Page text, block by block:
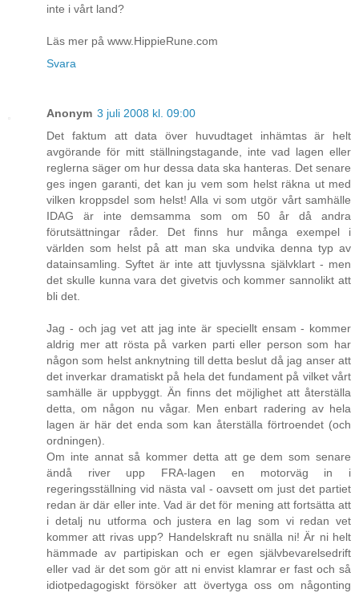
inte i vårt land?
Läs mer på www.HippieRune.com
Svara
Anonym 3 juli 2008 kl. 09:00
Det faktum att data över huvudtaget inhämtas är helt
avgörande för mitt ställningstagande, inte vad lagen eller
reglerna säger om hur dessa data ska hanteras. Det senare
ges ingen garanti, det kan ju vem som helst räkna ut med
vilken kroppsdel som helst! Alla vi som utgör vårt samhälle
IDAG är inte demsamma som om 50 år då andra
förutsättningar råder. Det finns hur många exempel i
världen som helst på att man ska undvika denna typ av
datainsamling. Syftet är inte att tjuvlyssna självklart - men
det skulle kunna vara det givetvis och kommer sannolikt att
bli det.
Jag - och jag vet att jag inte är speciellt ensam - kommer
aldrig mer att rösta på varken parti eller person som har
någon som helst anknytning till detta beslut då jag anser att
det inverkar dramatiskt på hela det fundament på vilket vårt
samhälle är uppbyggt. Än finns det möjlighet att återställa
detta, om någon nu vågar. Men enbart radering av hela
lagen är här det enda som kan återställa förtroendet (och
ordningen).
Om inte annat så kommer detta att ge dem som senare
ändå river upp FRA-lagen en motorväg in i
regeringsställning vid nästa val - oavsett om just det partiet
redan är där eller inte. Vad är det för mening att fortsätta att
i detalj nu utforma och justera en lag som vi redan vet
kommer att rivas upp? Handelskraft nu snälla ni! Är ni helt
hämmade av partipiskan och er egen självbevarelsedrift
eller vad är det som gör att ni envist klamrar er fast och så
idiotpedagogiskt försöker att övertyga oss om någonting